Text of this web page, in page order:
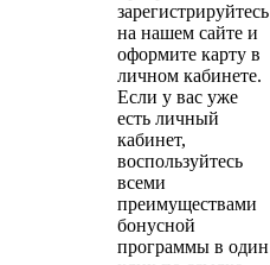
зарегистрируйтесь
на нашем сайте и
оформите карту в
личном кабинете.
Если у вас уже
есть личный
кабинет,
воспользуйтесь
всеми
преимуществами
бонусной
программы в один